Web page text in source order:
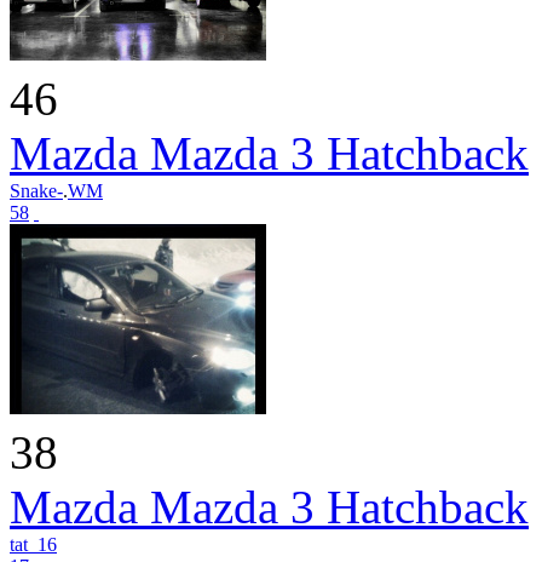
46
Mazda Mazda 3 Hatchback
Snake-.WM
58
38
Mazda Mazda 3 Hatchback
tat_16